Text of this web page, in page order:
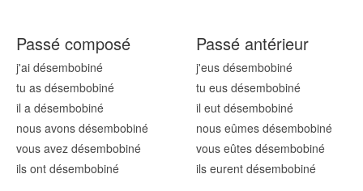
Passé composé
j'ai désembobiné
tu as désembobiné
il a désembobiné
nous avons désembobiné
vous avez désembobiné
ils ont désembobiné
Passé antérieur
j'eus désembobiné
tu eus désembobiné
il eut désembobiné
nous eûmes désembobiné
vous eûtes désembobiné
ils eurent désembobiné